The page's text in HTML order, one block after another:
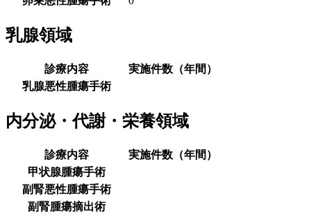
乳腺領域
診療内容
実施件数（年間）
乳腺悪性腫瘍手術
内分泌・代謝・栄養領域
診療内容
実施件数（年間）
甲状腺腫瘍手術
副腎悪性腫瘍手術
副腎腫瘍摘出術